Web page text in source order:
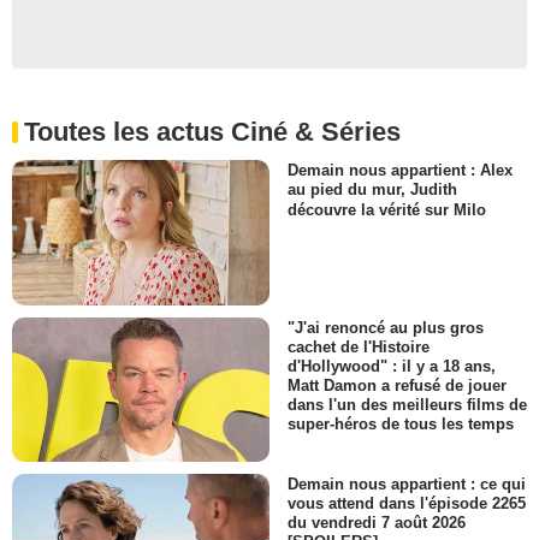
Toutes les actus Ciné & Séries
Demain nous appartient : Alex
au pied du mur, Judith
découvre la vérité sur Milo
"J'ai renoncé au plus gros
cachet de l'Histoire
d'Hollywood" : il y a 18 ans,
Matt Damon a refusé de jouer
dans l'un des meilleurs films de
super-héros de tous les temps
Demain nous appartient : ce qui
vous attend dans l'épisode 2265
du vendredi 7 août 2026